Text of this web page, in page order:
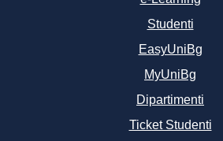
Studenti
EasyUniBg
MyUniBg
Dipartimenti
Ticket Studenti